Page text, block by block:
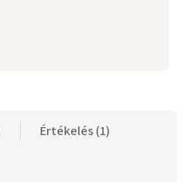
Értékelés (1)